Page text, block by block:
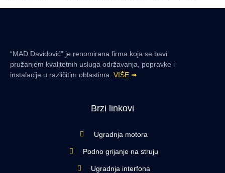
“MAD Davidović” je renomirana firma koja se bavi
pružanjem kvalitetnih usluga održavanja, popravke i
instalacije u različitim oblastima. VIŠE ➟
Brzi linkovi
Ugradnja motora
Podno grijanje na struju
Ugradnja interfona